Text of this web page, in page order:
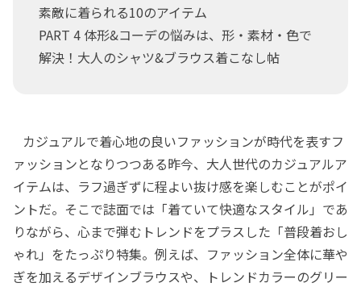
素敵に着られる10のアイテム
PART 4 体形&コーデの悩みは、形・素材・色で
解決！大人のシャツ&ブラウス着こなし帖
カジュアルで着心地の良いファッションが時代を表すフ
ァッションとなりつつある昨今、大人世代のカジュアルア
イテムは、ラフ過ぎずに程よい抜け感を楽しむことがポイ
ントだ。そこで誌面では「着ていて快適なスタイル」であ
りながら、心まで弾むトレンドをプラスした「普段着おし
ゃれ」をたっぷり特集。例えば、ファッション全体に華や
ぎを加えるデザインブラウスや、トレンドカラーのグリー